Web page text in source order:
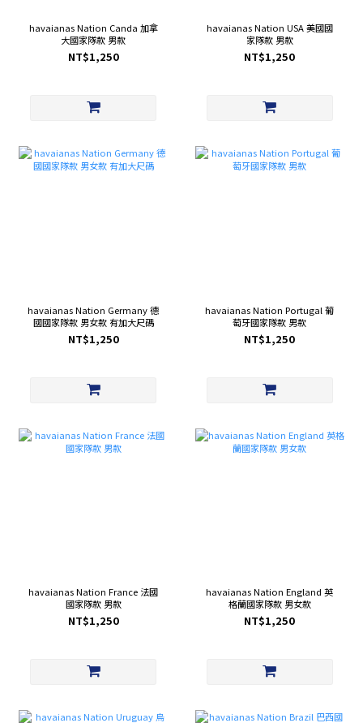
havaianas Nation Canda 加拿
大國家隊款 男款
NT$1,250
havaianas Nation USA 美國國
家隊款 男款
NT$1,250
havaianas Nation Germany 德
國國家隊款 男女款 有加大尺碼
NT$1,250
havaianas Nation Portugal 葡
萄牙國家隊款 男款
NT$1,250
havaianas Nation France 法國
國家隊款 男款
NT$1,250
havaianas Nation England 英
格蘭國家隊款 男女款
NT$1,250